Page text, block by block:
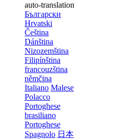
auto-translation
Български
Hrvatski
Čeština
Dánština
Nizozemština
Filipínština
francouzština
němčina
Italiano Malese
Polacco
Portoghese
brasiliano
Portoghese
Spagnolo 日本